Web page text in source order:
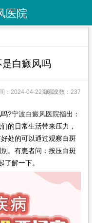
医院
白癜风吗
：2024-04-22 16:22阅读次数：237
?宁波白癜风医院指出：
的日常生活带来压力，
处的可以通过观察白斑
。有患者问：按压白斑
解一下。